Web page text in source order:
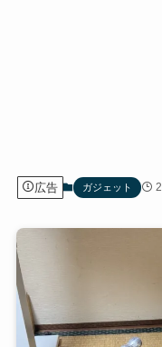
広告 ガジェット